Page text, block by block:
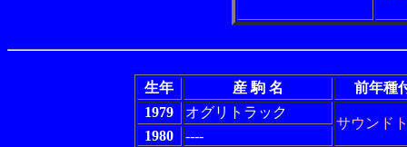
生年 産 駒 名
前年種
1979
オグリトラック
サウンド
1980
----